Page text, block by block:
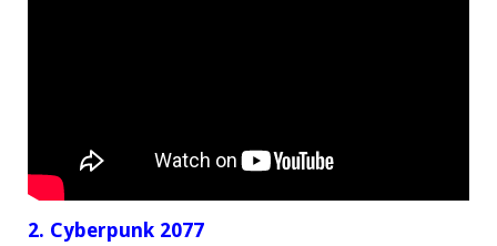
2. Cyberpunk 2077